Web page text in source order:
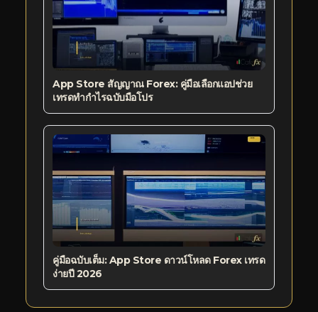
App Store สัญญาณ Forex: คู่มือเลือกแอปช่วย
เทรดทำกำไรฉบับมือโปร
คู่มือฉบับเต็ม: App Store ดาวน์โหลด Forex เทรด
ง่ายปี 2026